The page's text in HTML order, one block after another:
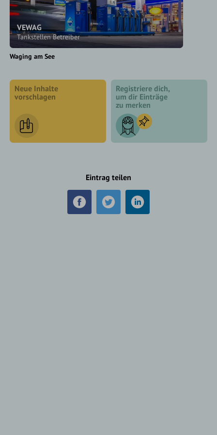
VEWAG
Tankstellen Betreiber
Waging am See
Neue Inhalte
vorschlagen
Registriere dich,
um dir Einträge
zu merken
Eintrag teilen